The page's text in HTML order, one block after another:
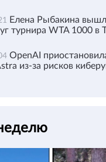
Елена Рыбакина
турнира WTA 1000 в
OpenAI
из-за рисков